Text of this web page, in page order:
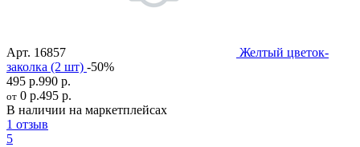
Арт. 16857
Желтый цветок-
заколка (2 шт) -50%
495 р.990 р.
от 0 р.495 р.
В наличии на маркетплейсах
1 отзыв
5